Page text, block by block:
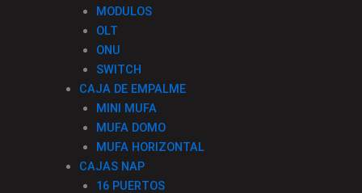
MODULOS
OLT
ONU
SWITCH
CAJA DE EMPALME
MINI MUFA
MUFA DOMO
MUFA HORIZONTAL
CAJAS NAP
16 PUERTOS